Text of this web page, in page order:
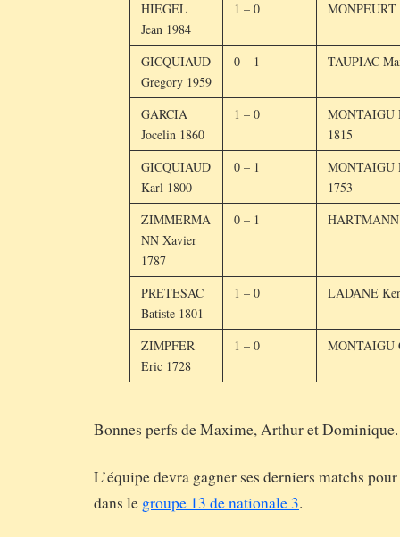
HIEGEL
Jean 1984
1 – 0 MONPEURT
GICQUIAUD
Gregory 1959
0 – 1 TAUPIAC
GARCIA
Jocelin 1860
1 – 0
MONTAIGU
1815
GICQUIAUD
Karl 1800
0 – 1
MONTAIGU
1753
ZIMMERMA
NN Xavier
1787
0 – 1
PRETESAC
Batiste 1801
1 – 0 LADANE
ZIMPFER
Eric 1728
1 – 0 MONTAIGU
Bonnes perfs de Maxime, Arthur et
L’équipe devra gagner ses derniers matchs
dans le groupe 13 de nationale 3.